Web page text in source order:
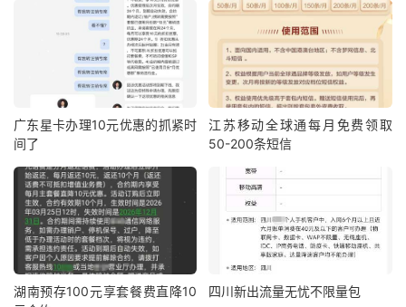
广东星卡办理10元优惠的抓紧时
间了
江苏移动全球通每月免费领取
50-200条短信
湖南预存100元享套餐费直降10
四川新出流量无忧不限量包